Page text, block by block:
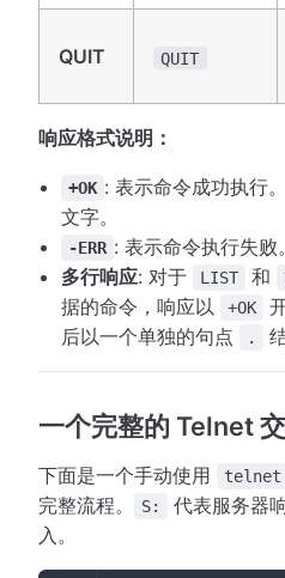
QUIT QUIT
响应格式说明：
+OK : 表示命令成功执行
文字。
-ERR : 表示命令执行失败
多行响应: 对于 LIST 和
据的命令，响应以
+OK
后以一个单独的句点
.
一个完整的 Telnet
下面是一个手动使用 telnet
完整流程。
S: 代表服务器
入。